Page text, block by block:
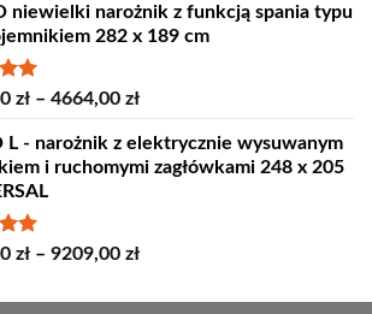
od
4389,00 zł
4809,00 zł
niewielki narożnik z funkcją spania typu
282 x 189 cm
zł – 4664,00 złZakres
od
4498,00 zł
L - narożnik z elektrycznie wysuwanym
i ruchomymi zagłówkami 248 x 205
zł – 9209,00 złZakres
od